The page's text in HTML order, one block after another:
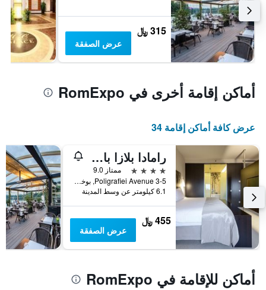
315 ﷼
عرض الصفقة
أماكن إقامة أخرى في RomExpo
عرض كافة أماكن إقامة 34
رامادا بلازا باي ويندام بوخاريست كونفينشن سنتر
4 نجوم
ممتاز 9.0
Poligrafiei Avenue 3-5, بوخارست, رومانيا
6.1 كيلومتر عن وسط المدينة
455 ﷼
عرض الصفقة
أماكن للإقامة في RomExpo